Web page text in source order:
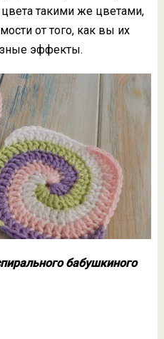
цвета такими же цветами,
от того, как вы их
эффекты.
бабушкиного